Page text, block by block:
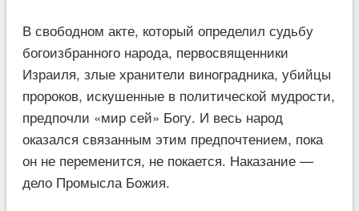
В свободном акте, который определил судьбу
богоизбранного народа, первосвященники
Израиля, злые хранители виноградника, убийцы
пророков, искушенные в политической мудрости,
предпочли «мир сей» Богу. И весь народ
оказался связанным этим предпочтением, пока
он не переменится, не покается. Наказание —
дело Промысла Божия.